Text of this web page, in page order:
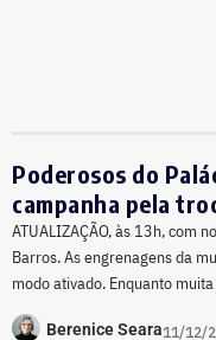
Poderosos do
campanha pela
ATUALIZAÇÃO, às 13h, com
Barros. As engrenagens da
modo ativado. Enquanto
Berenice Seara11/12/